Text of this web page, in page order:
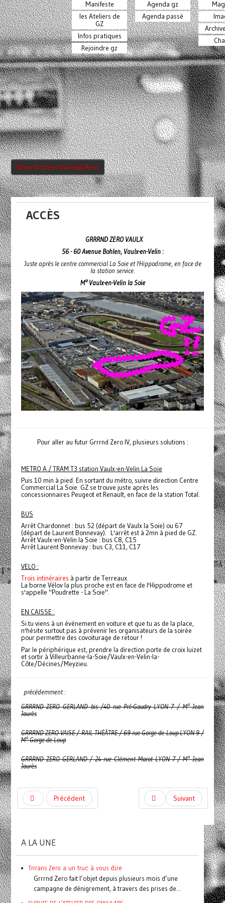
Manifeste
les Ateliers de
GZ
Infos pratiques
Rejoindre gz
Agenda gz
Agenda passé
Nous Soutenir Via HelloAsso
ACCÈS
GRRRND ZERO VAULX
56 - 60 Avenue Bohlen, Vaulx-en-Velin :
Juste après le centre commercial La Soie et l'Hippodrome, en face de
la station service.
M° Vaulx-en-Velin la Soie
Pour aller au futur Grrrnd Zero IV, plusieurs solutions :
METRO A / TRAM T3 station Vaulx-en-Velin La Soie
Puis 10 min à pied. En sortant du métro, suivre direction Centre
Commercial La Soie. GZ se trouve juste après les
concessionnaires Peugeot et Renault, en face de la station Total.
BUS
Arrêt Chardonnet : bus 52 (départ de Vaulx la Soie) ou 67
(départ de Laurent Bonnevay). L'arrêt est à 2mn à pied de GZ.
Arrêt Vaulx-en-Velin la Soie : bus C8, C15
Arrêt Laurent Bonnevay : bus C3, C11, C17
VELO :
Trois intinéraires à partir de Terreaux.
La borne Vélov la plus proche est en face de l'Hippodrome et
s'appelle "Poudrette - La Soie".
EN CAISSE :
Si tu viens à un événement en voiture et que tu as de la place,
n'hésite surtout pas à prévenir les organisateurs de la soirée
pour permettre des covoiturage de retour !
Par le périphérique est, prendre la direction porte de croix luizet
et sortir à Villeurbanne-la-Soie/Vaulx-en-Velin-la-
Côte/Décines/Meyzieu.
précédemment :
GRRRND ZERO GERLAND bis /40 rue Pré-Gaudry LYON 7 / M° Jean
Jaurès
GRRRND ZERO VAISE / RAIL THÉÂTRE / 69 rue Gorge de Loup LYON 9 /
M° Gorge de Loup
GRRRND ZERO GERLAND / 24 rue Clément Marot LYON 7 / M° Jean
Jaurès
Précédent Suivant
A LA UNE
Trrrans Zero a un truc à vous dire
Grrrnd Zero fait l’objet depuis plusieurs mois d’une
campagne de dénigrement, à travers des prises de...